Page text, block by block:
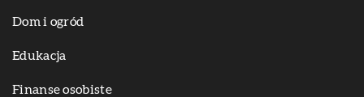
Dom i ogród
Edukacja
Finanse osobiste